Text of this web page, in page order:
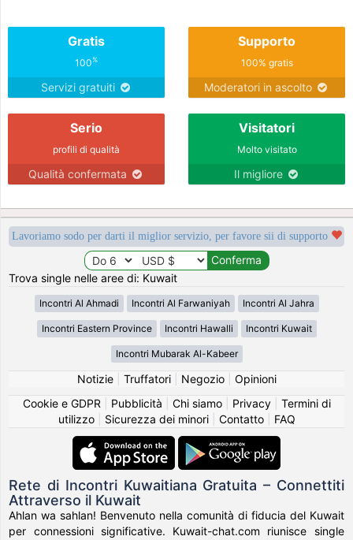
Gratis
100%
Servizi gratuiti
Supporto
100% gratis
Moderatori in ascolto
Serio
profili di qualità
Qualità confermata
Visitatori
Molto visitato
Il migliore
Lavoriamo sodo per darti il miglior servizio, per favore sii di supporto
Trova single nelle aree di: Kuwait
Incontri Al Ahmadi Incontri Al Farwaniyah Incontri Al Jahra
Incontri Eastern Province Incontri Hawalli Incontri Kuwait
Incontri Mubarak Al-Kabeer
Notizie| Truffatori| Negozio| Opinioni
Cookie e GDPR
Pubblicità Chi siamo| Privacy| Termini di
utilizzo| Sicurezza dei minori| Contatto| FAQ
Rete di Incontri Kuwaitiana Gratuita – Connettiti
Attraverso il Kuwait
Ahlan wa sahlan! Benvenuto nella comunità di fiducia del Kuwait
per connessioni significative. Kuwait-chat.com riunisce single